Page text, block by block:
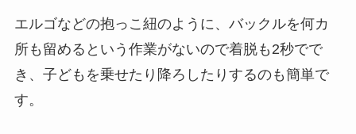
エルゴなどの抱っこ紐のように、バックルを何カ
所も留めるという作業がないので着脱も2秒でで
き、子どもを乗せたり降ろしたりするのも簡単で
す。